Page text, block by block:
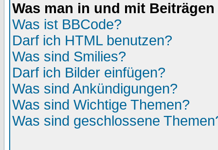
Was man in und mit
Was ist BBCode?
Darf ich HTML benutzen?
Was sind Smilies?
Darf ich Bilder einfügen?
Was sind Ankündigungen?
Was sind Wichtige Themen?
Was sind geschlossene